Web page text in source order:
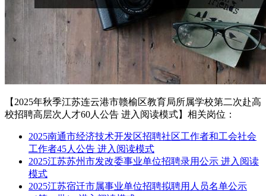
【2025年秋季江苏连云港市赣榆区教育局所属学校第二次赴高
校招聘高层次人才60人公告 进入阅读模式】相关岗位：
2025南通市经济技术开发区招聘社区工作者和工会社会
工作者45人公告 进入阅读模式
2025江苏苏州市发改委事业单位招聘录用公示 进入阅读
模式
2025江苏宿迁市属事业单位招聘拟聘用人员名单公示